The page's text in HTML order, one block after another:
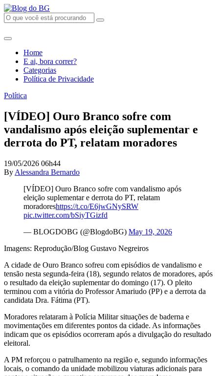
Home
E ai, bora correr?
Categorias
Política de Privacidade
Política
[VÍDEO] Ouro Branco sofre com
vandalismo após eleição suplementar e
derrota do PT, relatam moradores
19/05/2026 06h44
By Alessandra Bernardo
[VÍDEO] Ouro Branco sofre com vandalismo após
eleição suplementar e derrota do PT, relatam
moradoreshttps://t.co/E6jwGNySRW
pic.twitter.com/bSiyTGizfd
— BLOGDOBG (@BlogdoBG) May 19, 2026
Imagens: Reprodução/Blog Gustavo Negreiros
A cidade de Ouro Branco sofreu com episódios de vandalismo e
tensão nesta segunda-feira (18), segundo relatos de moradores, após
o resultado da eleição suplementar do domingo (17). O pleito
terminou com a vitória do Professor Amariudo (PP) e a derrota da
candidata Dra. Fátima (PT).
Moradores relataram à Polícia Militar situações de baderna e
movimentações em diferentes pontos da cidade. As informações
indicam que os episódios ocorreram após a divulgação do resultado
eleitoral.
A PM reforçou o patrulhamento na região e, segundo informações
locais, o comando da unidade mobilizou viaturas adicionais para